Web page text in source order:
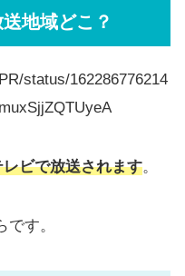
地域どこ？
status/162286776214
ビで放送されます。
す。